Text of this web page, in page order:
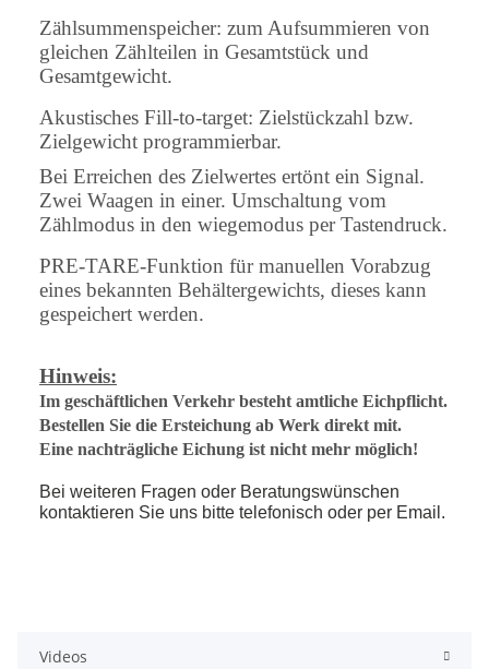
Zählsummenspeicher: zum Aufsummieren von
gleichen Zählteilen in Gesamtstück und
Gesamtgewicht.
Akustisches Fill-to-target: Zielstückzahl bzw.
Zielgewicht programmierbar.
Bei Erreichen des Zielwertes ertönt ein Signal.
Zwei Waagen in einer. Umschaltung vom
Zählmodus in den wiegemodus per Tastendruck.
PRE-TARE-Funktion für manuellen Vorabzug
eines bekannten Behältergewichts, dieses kann
gespeichert werden.
Hinweis:
Im geschäftlichen Verkehr besteht amtliche Eichpflicht.
Bestellen Sie die Ersteichung ab Werk direkt mit.
Eine nachträgliche Eichung ist nicht mehr möglich!
Bei weiteren Fragen oder Beratungswünschen
kontaktieren Sie uns bitte telefonisch oder per Email.
Videos